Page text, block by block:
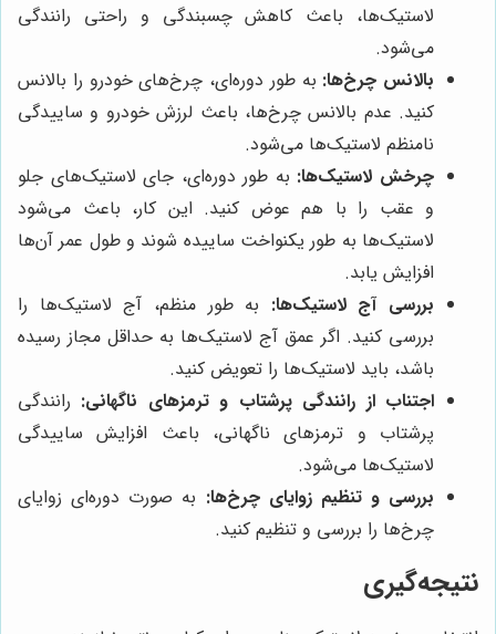
لاستیک‌ها، باعث کاهش چسبندگی و راحتی رانندگی
می‌شود.
بالانس چرخ‌ها: به طور دوره‌ای، چرخ‌های خودرو را بالانس
کنید. عدم بالانس چرخ‌ها، باعث لرزش خودرو و ساییدگی
نامنظم لاستیک‌ها می‌شود.
چرخش لاستیک‌ها: به طور دوره‌ای، جای لاستیک‌های جلو
و عقب را با هم عوض کنید. این کار، باعث می‌شود
لاستیک‌ها به طور یکنواخت ساییده شوند و طول عمر آن‌ها
افزایش یابد.
بررسی آج لاستیک‌ها: به طور منظم، آج لاستیک‌ها را
بررسی کنید. اگر عمق آج لاستیک‌ها به حداقل مجاز رسیده
باشد، باید لاستیک‌ها را تعویض کنید.
اجتناب از رانندگی پرشتاب و ترمزهای ناگهانی: رانندگی
پرشتاب و ترمزهای ناگهانی، باعث افزایش ساییدگی
لاستیک‌ها می‌شود.
بررسی و تنظیم زوایای چرخ‌ها: به صورت دوره‌ای زوایای
چرخ‌ها را بررسی و تنظیم کنید.
نتیجه‌گیری